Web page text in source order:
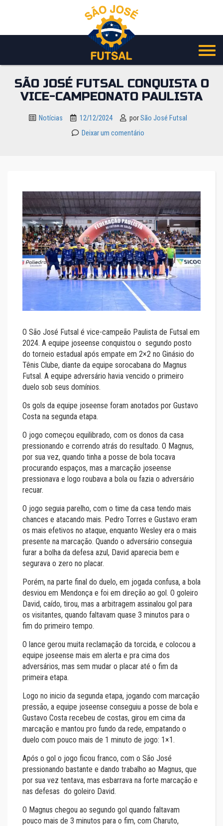
o
SÃO JOSÉ FUTSAL CONQUISTA O
VICE-CAMPEONATO PAULISTA
Notícias 12/12/2024 porSão José Futsal
Deixar um comentário
O São José Futsal é vice-campeão Paulista de Futsal em
2024. A equipe joseense conquistou o segundo posto
do torneio estadual após empate em 2×2 no Ginásio do
Tênis Clube, diante da equipe sorocabana do Magnus
Futsal. A equipe adversário havia vencido o primeiro
duelo sob seus domínios.
Os gols da equipe joseense foram anotados por Gustavo
Costa na segunda etapa.
O jogo começou equilibrado, com os donos da casa
pressionando e correndo atrás do resultado. O Magnus,
por sua vez, quando tinha a posse de bola tocava
procurando espaços, mas a marcação joseense
pressionava e logo roubava a bola ou fazia o adversário
recuar.
O jogo seguia parelho, com o time da casa tendo mais
chances e atacando mais. Pedro Torres e Gustavo eram
os mais efetivos no ataque, enquanto Wesley era o mais
presente na marcação. Quando o adversário conseguia
furar a bolha da defesa azul, David aparecia bem e
segurava o zero no placar.
Porém, na parte final do duelo, em jogada confusa, a bola
desviou em Mendonça e foi em direção ao gol. O goleiro
David, caído, tirou, mas a arbitragem assinalou gol para
os visitantes, quando faltavam quase 3 minutos para o
fim do primeiro tempo.
O lance gerou muita reclamação da torcida, e colocou a
equipe joseense mais em alerta e pra cima dos
adversários, mas sem mudar o placar até o fim da
primeira etapa.
Logo no inicio da segunda etapa, jogando com marcação
pressão, a equipe joseense conseguiu a posse de bola e
Gustavo Costa recebeu de costas, girou em cima da
marcação e mantou pro fundo da rede, empatando o
duelo com pouco mais de 1 minuto de jogo: 1×1.
Após o gol o jogo ficou franco, com o São José
pressionando bastante e dando trabalho ao Magnus, que
por sua vez tentava, mas esbarrava na forte marcação e
nas defesas do goleiro David.
O Magnus chegou ao segundo gol quando faltavam
pouco mais de 3 minutos para o fim, com Charuto,